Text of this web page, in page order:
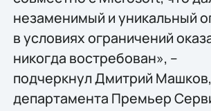
незаменимый и уникальный
в условиях ограничений
никогда востребован», –
подчеркнул Дмитрий
департамента Премьер